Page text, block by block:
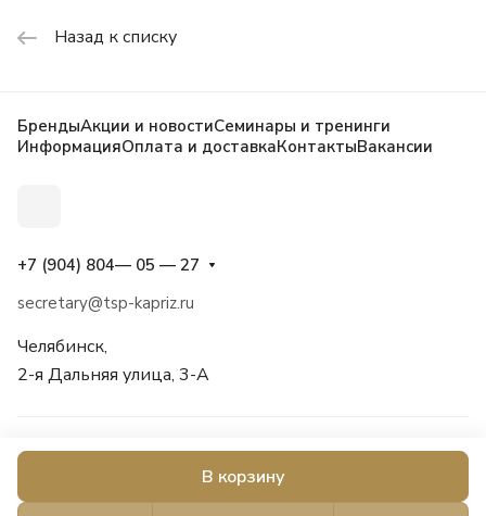
В корзину
Назад к списку
БрендыАкции и новостиСеминары и тренинги
ИнформацияОплата и доставкаКонтактыВакансии
+7 (904) 804— 05 — 27
secretary@tsp-kapriz.ru
Челябинск,
2-я Дальняя улица, 3-А
© 2026 Каприз, косметика, бытовая химия, товары для дома и
сада, оснащение салонов красоты.